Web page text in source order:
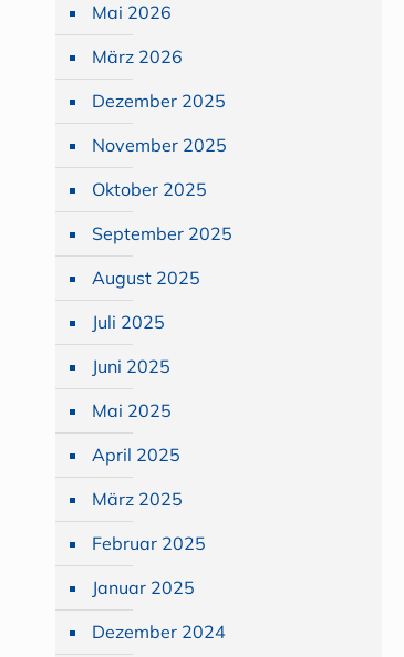
Mai 2026
März 2026
Dezember 2025
November 2025
Oktober 2025
September 2025
August 2025
Juli 2025
Juni 2025
Mai 2025
April 2025
März 2025
Februar 2025
Januar 2025
Dezember 2024